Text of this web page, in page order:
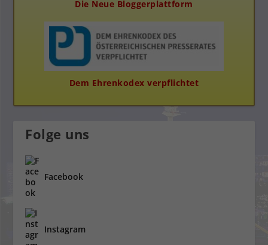
Die Neue Bloggerplattform
Dem Ehrenkodex verpflichtet
Folge uns
Facebook
Instagram